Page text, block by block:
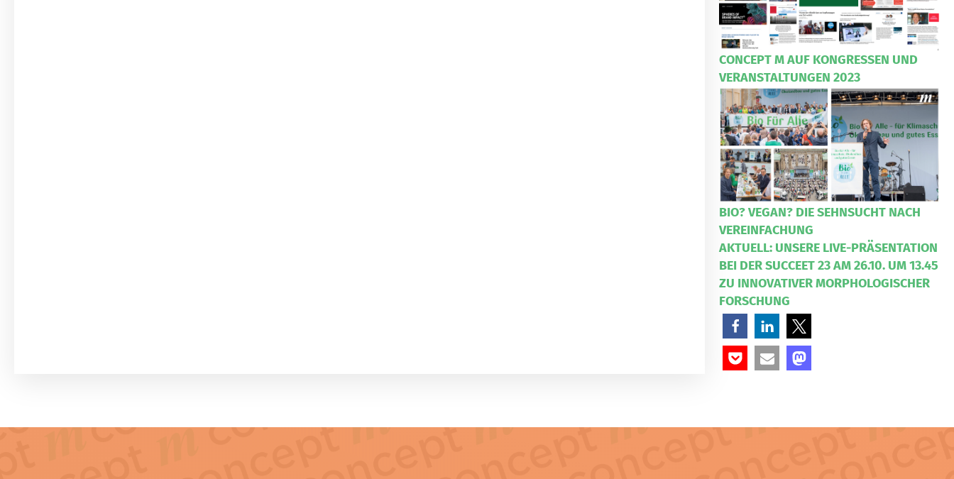
CONCEPT M AUF KONGRESSEN UND
VERANSTALTUNGEN 2023
BIO? VEGAN? DIE SEHNSUCHT NACH
VEREINFACHUNG
AKTUELL: UNSERE LIVE-PRÄSENTATION
BEI DER SUCCEET 23 AM 26.10. UM 13.45
ZU INNOVATIVER MORPHOLOGISCHER
FORSCHUNG